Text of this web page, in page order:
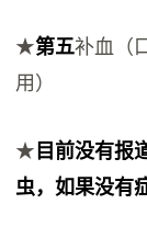
★第五补血（
用）
★目前没有报
虫，如果没有